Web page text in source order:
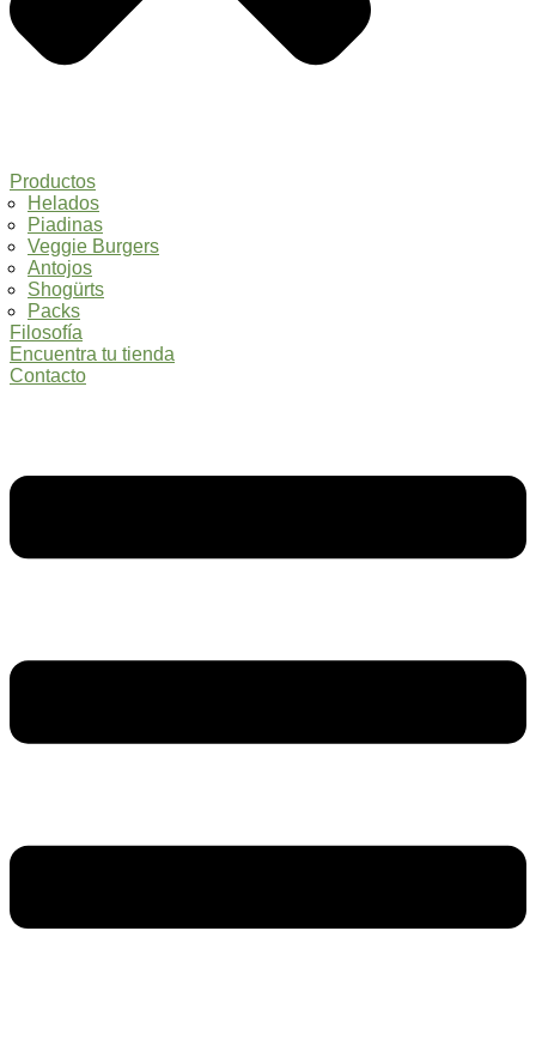
Productos
Helados
Piadinas
Veggie Burgers
Antojos
Shogürts
Packs
Filosofía
Encuentra tu tienda
Contacto